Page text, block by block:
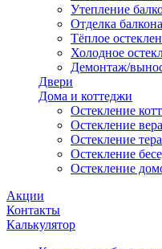
Утепление
Отделка балкона
Тёплое
Холодное
Демонтаж/
Двери
Дома и коттеджи
Остекление
Остекление
Остекление
Остекление
Остекление
Акции
Контакты
Калькулятор